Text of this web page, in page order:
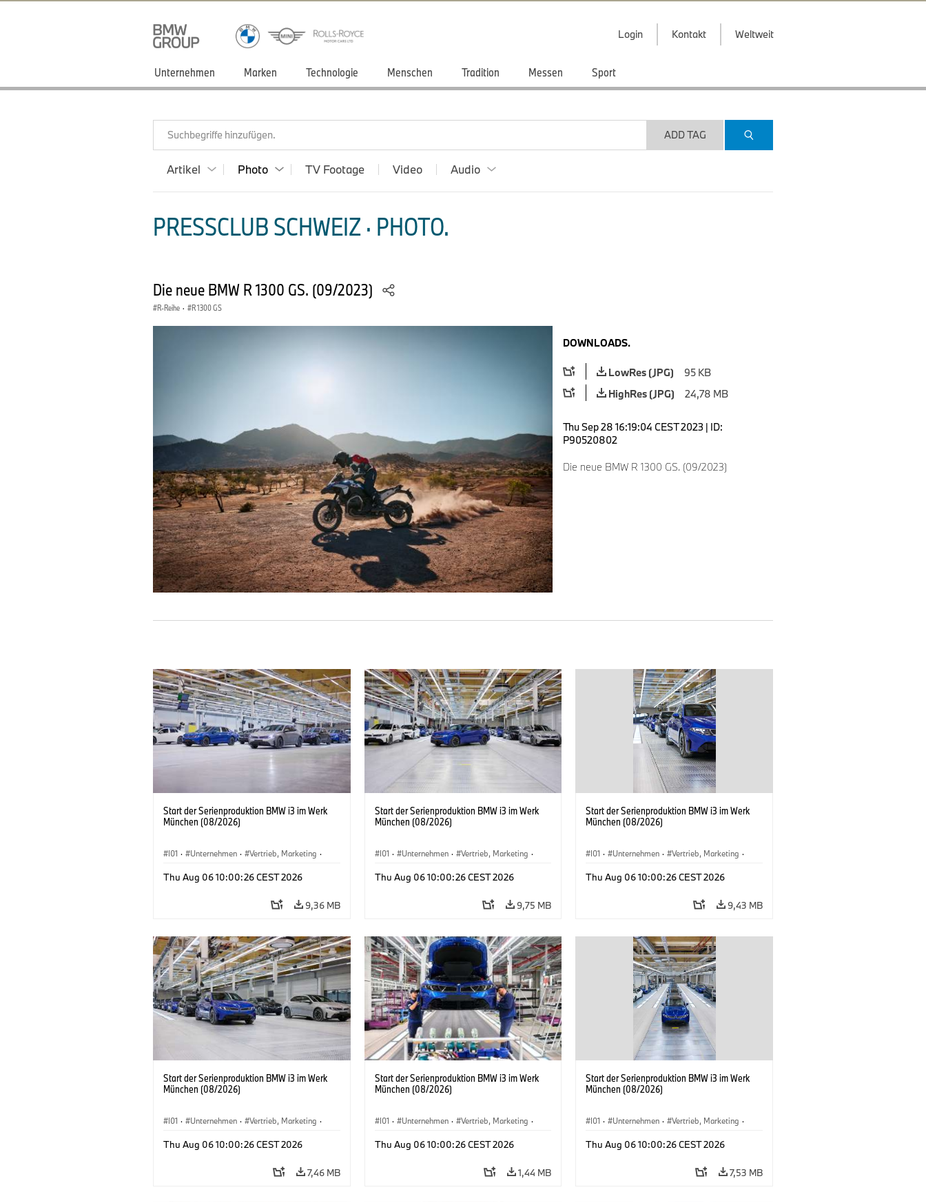
Login Kontakt Weltweit
Unternehmen Marken Technologie Menschen Tradition Messen Sport
Suchbegriffe hinzufügen. ADD TAG
Artikel Photo TV Footage Video Audio
PRESSCLUB SCHWEIZ · PHOTO.
Die neue BMW R 1300 GS. (09/2023)
R-Reihe · R 1300 GS
DOWNLOADS.
LowRes (JPG)
95 KB
HighRes (JPG)
24,78 MB
Thu Sep 28 16:19:04 CEST 2023 | ID:
P90520802
Die neue BMW R 1300 GS. (09/2023)
Start der Serienproduktion BMW i3 im Werk
München (08/2026)
I01 · Unternehmen · Vertrieb, Marketing ·
Thu Aug 06 10:00:26 CEST 2026
9,36 MB
Start der Serienproduktion BMW i3 im Werk
München (08/2026)
I01 · Unternehmen · Vertrieb, Marketing ·
Thu Aug 06 10:00:26 CEST 2026
9,75 MB
Start der Serienproduktion BMW i3 im Werk
München (08/2026)
I01 · Unternehmen · Vertrieb, Marketing ·
Thu Aug 06 10:00:26 CEST 2026
9,43 MB
Start der Serienproduktion BMW i3 im Werk
München (08/2026)
I01 · Unternehmen · Vertrieb, Marketing ·
Thu Aug 06 10:00:26 CEST 2026
7,46 MB
Start der Serienproduktion BMW i3 im Werk
München (08/2026)
I01 · Unternehmen · Vertrieb, Marketing ·
Thu Aug 06 10:00:26 CEST 2026
1,44 MB
Start der Serienproduktion BMW i3 im Werk
München (08/2026)
I01 · Unternehmen · Vertrieb, Marketing ·
Thu Aug 06 10:00:26 CEST 2026
7,53 MB